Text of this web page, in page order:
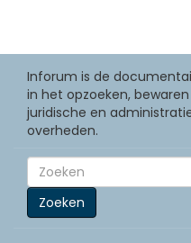
Inforum is de
in het opzoeken,
juridische en
overheden.
Zoeken